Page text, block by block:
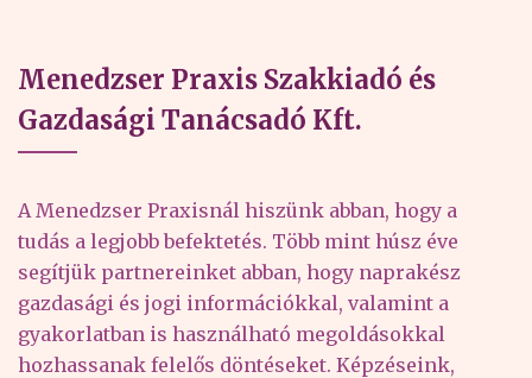
Menedzser Praxis Szakkiadó és
Gazdasági Tanácsadó Kft.
A Menedzser Praxisnál hiszünk abban, hogy a
tudás a legjobb befektetés. Több mint húsz éve
segítjük partnereinket abban, hogy naprakész
gazdasági és jogi információkkal, valamint a
gyakorlatban is használható megoldásokkal
hozhassanak felelős döntéseket. Képzéseink,